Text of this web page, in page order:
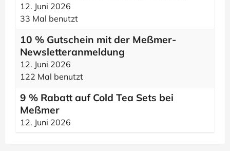
12. Juni 2026
33 Mal benutzt
10 % Gutschein mit der Meßmer-
Newsletteranmeldung
12. Juni 2026
122 Mal benutzt
9 % Rabatt auf Cold Tea Sets bei
Meßmer
12. Juni 2026